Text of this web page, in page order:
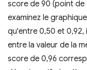
score de 90 (point
examinez le
qu'entre 0,50 et 0,92,
entre la valeur de la
score de 0,96